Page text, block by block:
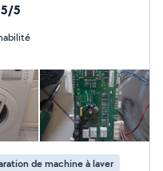
Je suis
J'interviens sur
sèche-linge, lave-
, micro-ondes). -
commande: machine à
Le sérieux de
expérience, sont les
Mes salutations
5
de machine à laver